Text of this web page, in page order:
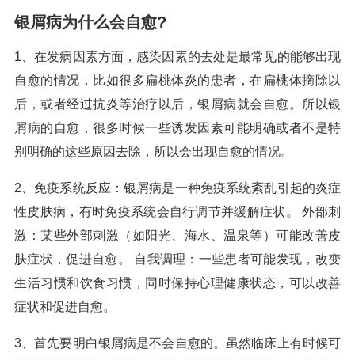
银屑病为什么会自愈?
1、在发病因素方面，感染因素的去处是最常见的能够出现
自愈的情况，比如很多扁桃体炎的患者，在扁桃体摘除以
后，或者经过抗炎等治疗以后，银屑病就会自愈。所以银
屑病的自愈，很多时候一些诱发因素可能明确或者不是特
别明确的这些原因去除，所以会出现自愈的情况。
2、免疫系统反应：银屑病是一种免疫系统紊乱引起的炎症
性皮肤病，有时免疫系统会自行调节并缓解症状。 外部刺
激：某些外部刺激（如阳光、海水、温泉等）可能改善皮
肤症状，促进自愈。 自我调理：一些患者可能发现，改变
生活习惯和饮食习惯，同时保持心理健康状态，可以改善
症状和促进自愈。
3、首先要明白银屑病是不会自愈的。虽然临床上有时候可